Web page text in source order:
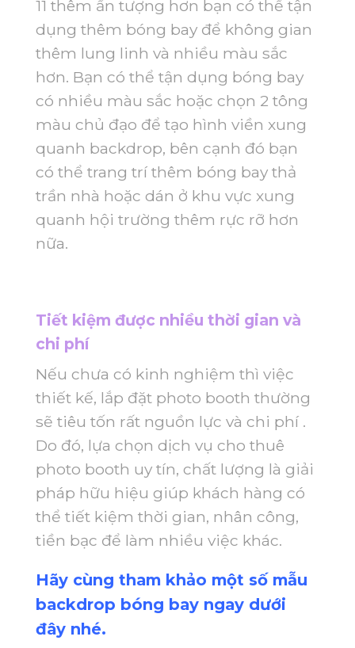
11 thêm ấn tượng hơn bạn có thể tận
dụng thêm bóng bay để không gian
thêm lung linh và nhiều màu sắc
hơn. Bạn có thể tận dụng bóng bay
có nhiều màu sắc hoặc chọn 2 tông
màu chủ đạo để tạo hình viền xung
quanh backdrop, bên cạnh đó bạn
có thể trang trí thêm bóng bay thả
trần nhà hoặc dán ở khu vực xung
quanh hội trường thêm rực rỡ hơn
nữa.
Tiết kiệm được nhiều thời gian và
chi phí
Nếu chưa có kinh nghiệm thì việc
thiết kế, lắp đặt photo booth thường
sẽ tiêu tốn rất nguồn lực và chi phí .
Do đó, lựa chọn dịch vụ cho thuê
photo booth uy tín, chất lượng là giải
pháp hữu hiệu giúp khách hàng có
thể tiết kiệm thời gian, nhân công,
tiền bạc để làm nhiều việc khác.
Hãy cùng tham khảo một số mẫu
backdrop bóng bay ngay dưới
đây nhé.